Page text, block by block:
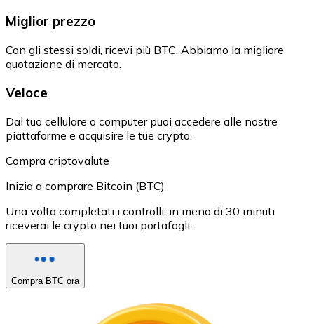
Miglior prezzo
Con gli stessi soldi, ricevi più BTC. Abbiamo la migliore
quotazione di mercato.
Veloce
Dal tuo cellulare o computer puoi accedere alle nostre
piattaforme e acquisire le tue crypto.
Compra criptovalute
Inizia a comprare Bitcoin (BTC)
Una volta completati i controlli, in meno di 30 minuti
riceverai le crypto nei tuoi portafogli.
Compra BTC ora